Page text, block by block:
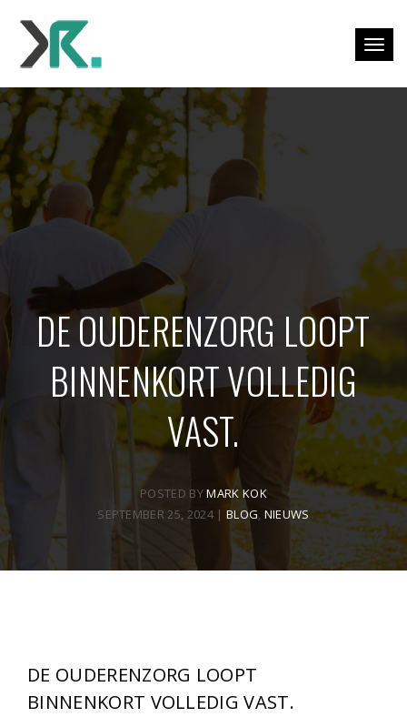
DE OUDERENZORG LOOPT
BINNENKORT VOLLEDIG
VAST.
POSTED BYMARK KOK
SEPTEMBER 25, 2024| BLOG, NIEUWS
DE OUDERENZORG LOOPT
BINNENKORT VOLLEDIG VAST.